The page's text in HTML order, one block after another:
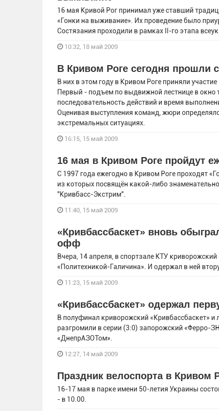
16 мая Кривой Рог принимал уже ставший
«Гонки на выживание». Их проведение было
Состязания проходили в рамках II-го этапа
10:32, 18 май 2009
В Кривом Роге сегодня прошли
В них в этом году в Кривом Роге приняли
Первый - подъем по выдвижной лестнице в окно
последовательность действий и время
Оценивая выступления команд, жюри
экстремальных ситуациях.
16:15, 15 май 2009
16 мая в Кривом Роге пройдут
С 1997 года ежегодно в Кривом Роге проходят
из которых посвящён какой-либо
"Кривбасс-Экстрим".
11:40, 15 май 2009
«Кривбассбаскет» вновь
офф
Вчера, 14 апреля, в спортзале КТУ
«Политехникой-Галичина». И одержал в ней
11:23, 15 май 2009
«Кривбассбаскет» одержал
В полуфинал криворожский «Кривбассбаскет»
разгромили в серии (3:0) запорожский «Ферро-
«ДнепрАЗОТом».
12:27, 14 май 2009
Праздник велоспорта в Кривом
16-17 мая в парке имени 50-летия Украины
- в 10.00.